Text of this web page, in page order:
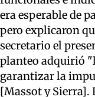
era esperable de
pero explicaron
secretario el
planteo adquirió
garantizar la
[Massot y Sierra].